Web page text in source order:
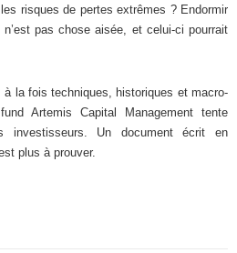
risques de pertes extrêmes ? Endormir
pas chose aisée, et celui-ci pourrait
à la fois techniques, historiques et macro-
Artemis Capital Management tente
investisseurs. Un document écrit en
plus à prouver.